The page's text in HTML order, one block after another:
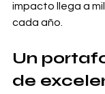
impacto llega a
cada año.
Un
de